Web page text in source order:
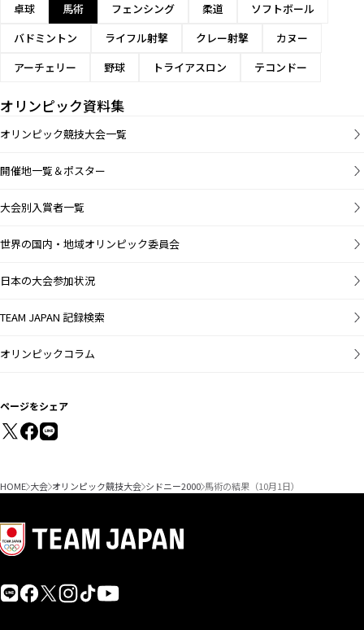
卓球
馬術 フェンシング 柔道
ソフトボール
バドミントン
ライフル射撃 クレー射撃
カヌー
アーチェリー
野球 トライアスロン テコンドー
オリンピック資料集
オリンピック競技大会一覧
開催地一覧＆ポスター
大会別入賞者一覧
世界の国内・地域オリンピック委員会
日本の大会参加状況
TEAM JAPAN 記録検索
オリンピックコラム
ページをシェア
HOME 大会 オリンピック競技大会 シドニー2000 馬術の結果（10月1日）